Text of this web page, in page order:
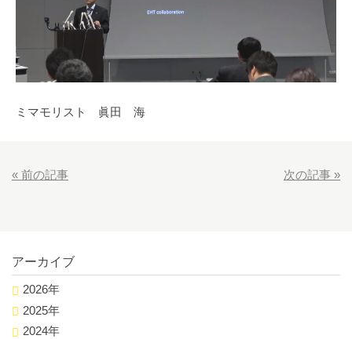
ミマモリスト 眞田 海
« 前の記事 次の記事 »
アーカイブ
2026年
2025年
2024年